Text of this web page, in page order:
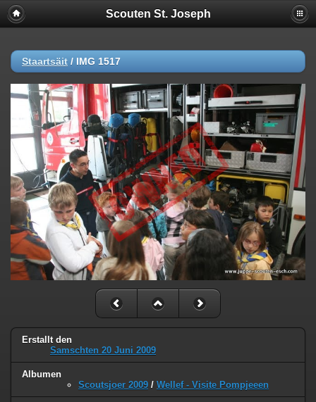
Scouten St. Joseph
Staartsäit / IMG 1517
Erstallt den
Samschten 20 Juni 2009
Albumen
Scoutsjoer 2009 / Wellef - Visite Pompjeeen